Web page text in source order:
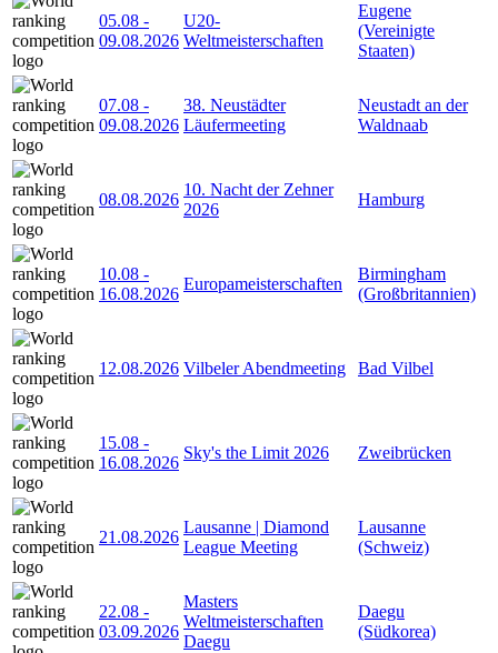
05.08 -
09.08.2026
U20-
Weltmeisterschaften
Eugene
(Vereinigte
Staaten)
07.08 -
09.08.2026
38. Neustädter
Läufermeeting
Neustadt an der
Waldnaab
08.08.2026
10. Nacht der Zehner
2026
Hamburg
10.08 -
16.08.2026
Europameisterschaften
Birmingham
(Großbritannien)
12.08.2026 Vilbeler Abendmeeting Bad Vilbel
15.08 -
16.08.2026
Sky's the Limit 2026 Zweibrücken
21.08.2026
Lausanne | Diamond
League Meeting
Lausanne
(Schweiz)
22.08 -
03.09.2026
Masters
Weltmeisterschaften
Daegu
Daegu
(Südkorea)